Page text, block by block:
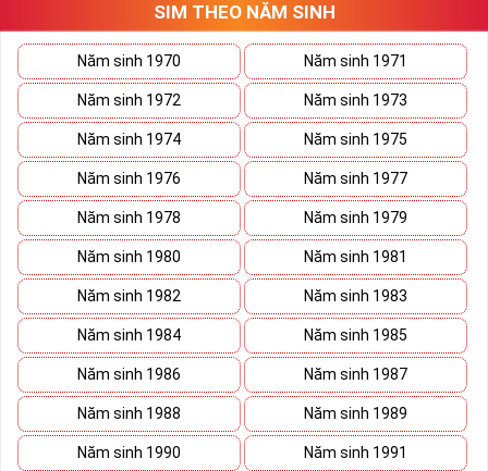
SIM THEO NĂM SINH
Năm sinh 1970 Năm sinh 1971
Năm sinh 1972 Năm sinh 1973
Năm sinh 1974 Năm sinh 1975
Năm sinh 1976 Năm sinh 1977
Năm sinh 1978 Năm sinh 1979
Năm sinh 1980 Năm sinh 1981
Năm sinh 1982 Năm sinh 1983
Năm sinh 1984 Năm sinh 1985
Năm sinh 1986 Năm sinh 1987
Năm sinh 1988 Năm sinh 1989
Năm sinh 1990 Năm sinh 1991